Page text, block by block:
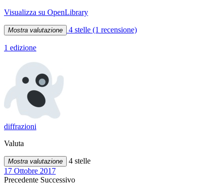
Visualizza su OpenLibrary
Mostra valutazione 4 stelle (1 recensione)
1 edizione
diffrazioni
Valuta
Mostra valutazione
4 stelle
17 Ottobre 2017
Precedente Successivo